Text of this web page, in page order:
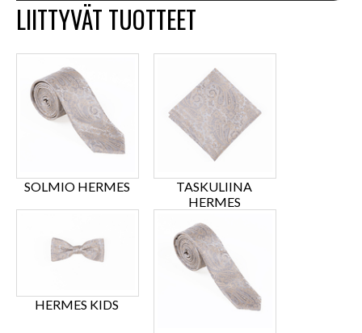
LIITTYVÄT TUOTTEET
SOLMIO HERMES
TASKULIINA
HERMES
HERMES KIDS